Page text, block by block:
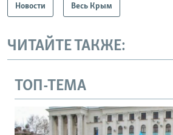
Новости Весь Крым
ЧИТАЙТЕ ТАКЖЕ:
ТОП-ТЕМА